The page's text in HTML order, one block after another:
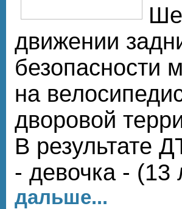
движении
безопасности
на
дворовой
В результате
- девочка -
дальше...